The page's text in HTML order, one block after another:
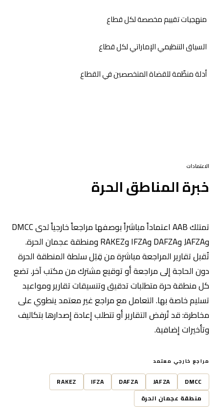
منهجيات تقييم مخصصة لكل قطاع
السياق التنظيمي الإماراتي لكل قطاع
أدلة منظّمة للقضاة المتخصصين في القطاع
الاعتمادات
خبرة المناطق الحرة
تمتلك AAB اعتماداً مباشراً بوصفها مراجعاً خارجياً لدى DMCC
وJAFZA وDAFZA وIFZA وRAKEZ ومنطقة عجمان الحرة.
تُقبل تقارير المراجعة مباشرة من قِبَل سلطة المنطقة الحرة
دون الحاجة إلى مراجعة أو توقيع مشترك من مكتب آخر. تضع
كل منطقة حرة متطلبات تدقيق وتنسيقات تقارير ومواعيد
تسليم خاصة بها. التعامل مع مراجع غير معتمد ينطوي على
مخاطرة: قد تُرفض التقارير أو تتطلب إعادة إصدارها بتكاليف
وتأخيرات إضافية.
مراجع خارجي معتمد
DMCC
JAFZA
DAFZA
IFZA
RAKEZ
منطقة عجمان الحرة